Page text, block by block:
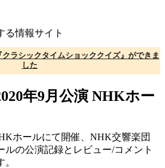
る情報サイト
ラシックタイムショッククイズ』ができま
した
年9⽉公演 NHKホー
ホールにて開催、NHK交響楽団
ルの公演記録とレビュー/コメント